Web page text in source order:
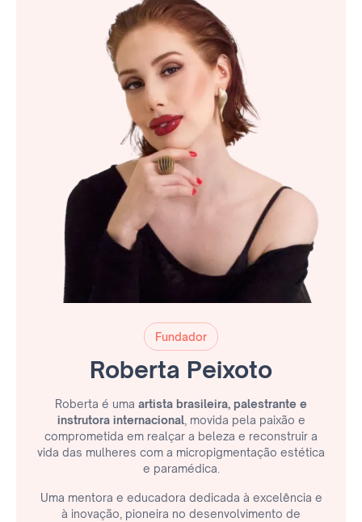
Fundador
Roberta Peixoto
Roberta é uma artista brasileira, palestrante e
instrutora internacional, movida pela paixão e
comprometida em realçar a beleza e reconstruir a
vida das mulheres com a micropigmentação estética
e paramédica.
Uma mentora e educadora dedicada à excelência e
à inovação, pioneira no desenvolvimento de